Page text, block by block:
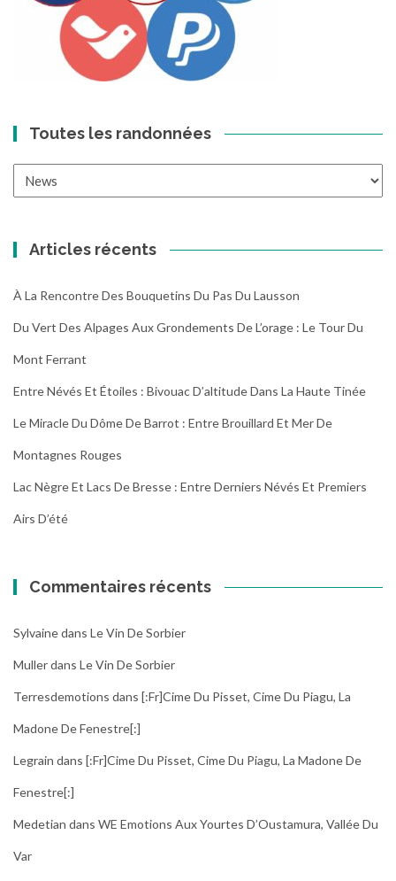
Toutes les randonnées
Articles récents
À La Rencontre Des Bouquetins Du Pas Du Lausson
Du Vert Des Alpages Aux Grondements De L’orage : Le Tour Du
Mont Ferrant
Entre Névés Et Étoiles : Bivouac D’altitude Dans La Haute Tinée
Le Miracle Du Dôme De Barrot : Entre Brouillard Et Mer De
Montagnes Rouges
Lac Nègre Et Lacs De Bresse : Entre Derniers Névés Et Premiers
Airs D’été
Commentaires récents
Sylvainedans Le Vin De Sorbier
Mullerdans Le Vin De Sorbier
Terresdemotions dans [:fr]Cime Du Pisset, Cime Du Piagu, La
Madone De Fenestre[:]
Legrain dans [:fr]Cime Du Pisset, Cime Du Piagu, La Madone De
Fenestre[:]
Medetian dans WE Emotions Aux Yourtes D’Oustamura, Vallée Du
Var